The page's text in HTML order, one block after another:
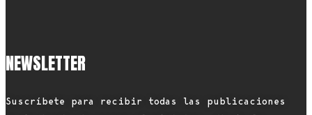
NEWSLETTER
Suscríbete para recibir todas las publicaciones